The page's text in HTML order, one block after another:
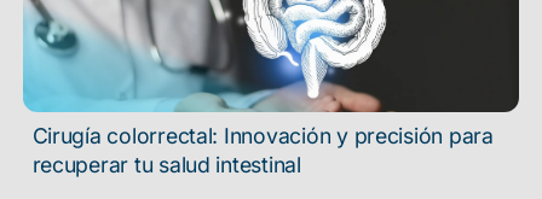
Cirugía colorrectal: Innovación y precisión para
recuperar tu salud intestinal